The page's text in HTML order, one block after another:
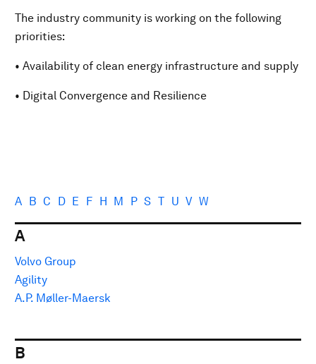
The industry community is working on the following
priorities:
• Availability of clean energy infrastructure and supply
• Digital Convergence and Resilience
A B C D E F H M P S T U V W
A
Volvo Group
Agility
A.P. Møller-Maersk
B